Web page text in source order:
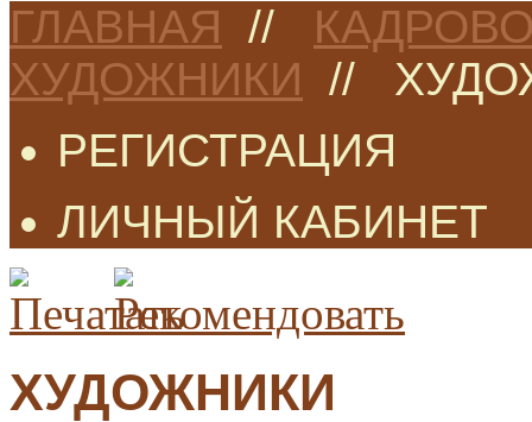
ГЛАВНАЯ //
ХУДОЖНИКИ //
РЕГИСТРАЦИЯ
ЛИЧНЫЙ КАБИНЕТ
ХУДОЖНИКИ